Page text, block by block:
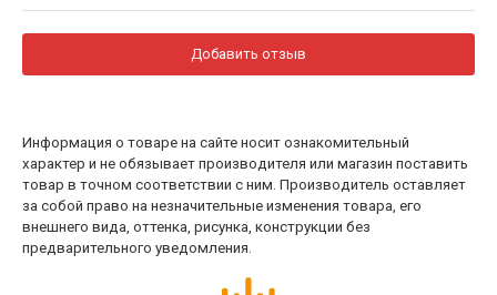
Добавить отзыв
Информация о товаре на сайте носит ознакомительный
характер и не обязывает производителя или магазин поставить
товар в точном соответствии с ним. Производитель оставляет
за собой право на незначительные изменения товара, его
внешнего вида, оттенка, рисунка, конструкции без
предварительного уведомления.